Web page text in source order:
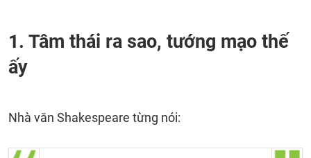
1. Tâm thái ra sao, tướng mạo thế
ấy
Nhà văn Shakespeare từng nói: